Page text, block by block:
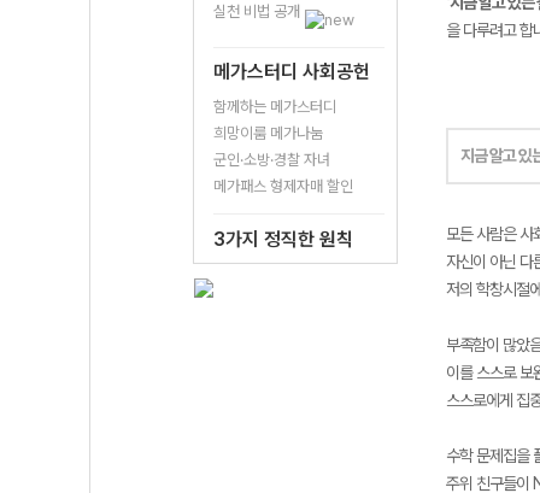
실천 비법 공개
메가스터디 사회공헌
함께하는 메가스터디
희망이룸 메가나눔
군인·소방·경찰 자녀
메가패스 형제자매 할인
3가지 정직한 원칙
을 다루려고 합
지금 알고 있
모든 사람은 사
자신이 아닌 다
저의 학창시절
부족함이 많았
이를 스스로 보
스스로에게 집
수학 문제집을
주위 친구들이